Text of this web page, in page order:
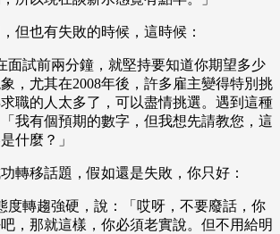
但也有失敗的時候，這時候：
面試前兩分鐘，就堅持要知道你期望多少
，尤其在2008年後，許多雇主變得特別挑
職的人太多了，可以盡情挑選。遇到這種
我有個預期的數字，但我想先請教您，這
什麼？」
轉移話題，假如還是失敗，你只好：
度轉趨強硬，說：「哎呀，不要廢話，你
，那就這樣，你必須老實說。但不用給明